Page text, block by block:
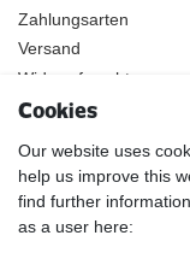
Zahlungsarten
Versand
Widerrufsrecht
INFOS
Kundenanwendungen
Physikalische
Magnetismus von A-Z
Magnetmaterialien
Cookies
Our website uses
help us improve this
find further
as a user here: